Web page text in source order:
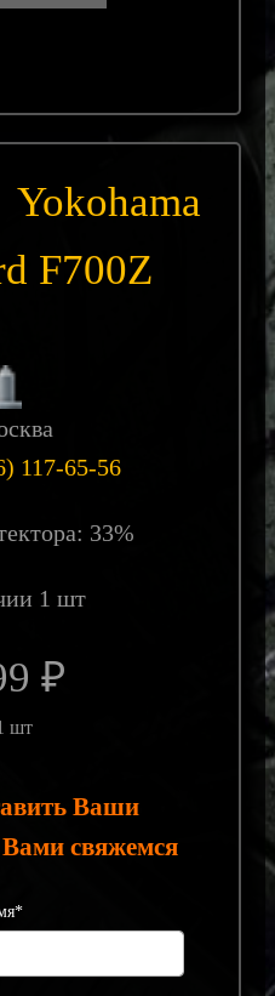
F700Z
117-65-56
33%
1 шт
₽
шт
Ваши
свяжемся